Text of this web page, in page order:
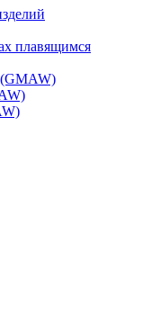
плавящимся
(GMAW)